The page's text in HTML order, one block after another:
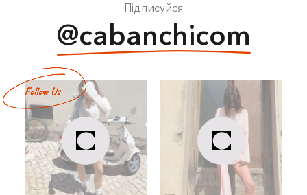
Підписуйся
@cabanchicom